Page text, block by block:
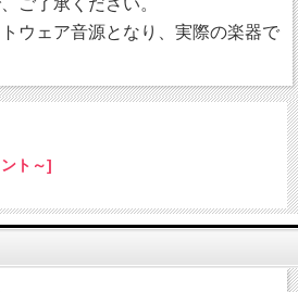
ご了承ください。
ウェア音源となり、実際の楽器で
ト～]